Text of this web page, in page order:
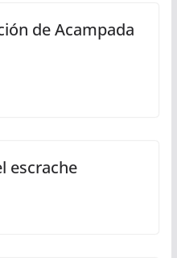
de Acampada
escrache